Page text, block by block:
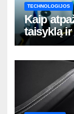
TECHNOLOGIJOS
Kaip
taisyklą
remonto